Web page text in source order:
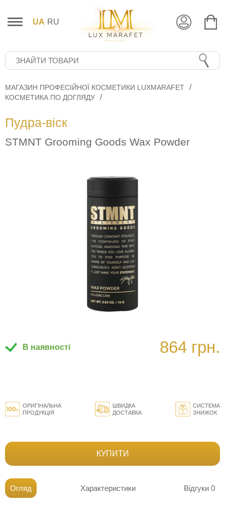
UA RU
МАГАЗИН ПРОФЕСІЙНОЇ КОСМЕТИКИ LUXMARAFET
КОСМЕТИКА ПО ДОГЛЯДУ
Пудра-віск
STMNT Grooming Goods Wax Powder
В наявності 864 грн.
ОРИГІНАЛЬНА
ПРОДУКЦІЯ
ШВИДКА
ДОСТАВКА
СИСТЕМА
ЗНИЖОК
КУПИТИ
Огляд Характеристики Відгуки 0